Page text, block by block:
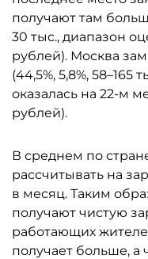
получают там
30 тыс., диапазон
рублей). Москва
(44,5%, 5,8%, 58–165
оказалась на 22-м
рублей).
В среднем по
рассчитывать на
в месяц. Таким
получают чистую
работающих
получает больше,